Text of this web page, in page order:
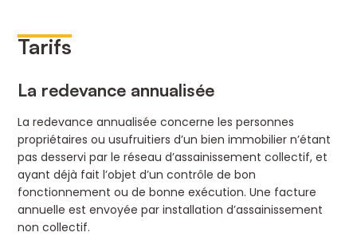
Tarifs
La redevance annualisée
La redevance annualisée concerne les personnes
propriétaires ou usufruitiers d’un bien immobilier n’étant
pas desservi par le réseau d’assainissement collectif, et
ayant déjà fait l’objet d’un contrôle de bon
fonctionnement ou de bonne exécution. Une facture
annuelle est envoyée par installation d’assainissement
non collectif.